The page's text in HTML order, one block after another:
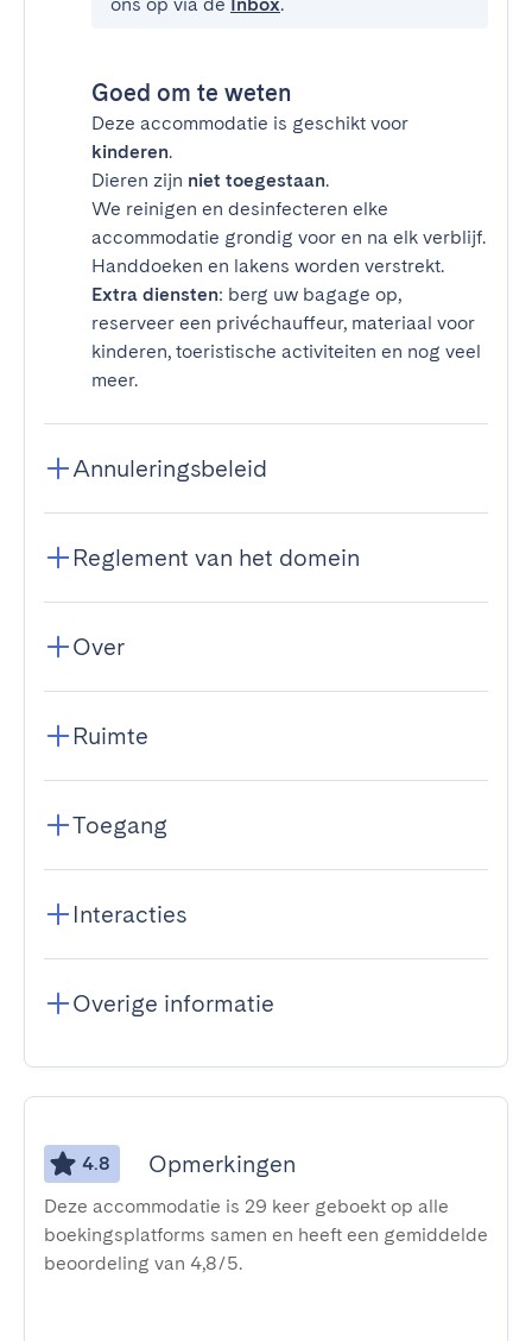
Goed om te weten
Deze accommodatie is geschikt voor
kinderen.
Dieren zijn niet toegestaan.
We reinigen en desinfecteren elke
accommodatie grondig voor en na elk verblijf.
Handdoeken en lakens worden verstrekt.
Extra diensten: berg uw bagage op,
reserveer een privéchauffeur, materiaal voor
kinderen, toeristische activiteiten en nog veel
meer.
Annuleringsbeleid
Reglement van het domein
Over
Ruimte
Toegang
Interacties
Overige informatie
4.8 Opmerkingen
Deze accommodatie is 29 keer geboekt op alle
boekingsplatforms samen en heeft een gemiddelde
beoordeling van 4,8/5.